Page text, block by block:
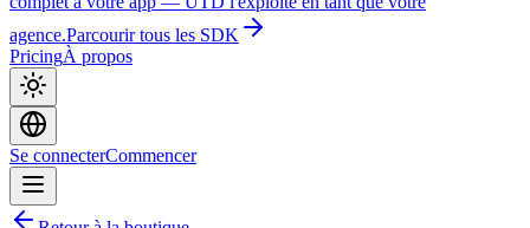
agence.Parcourir tous les SDK
PricingÀ propos
Se connecterCommencer